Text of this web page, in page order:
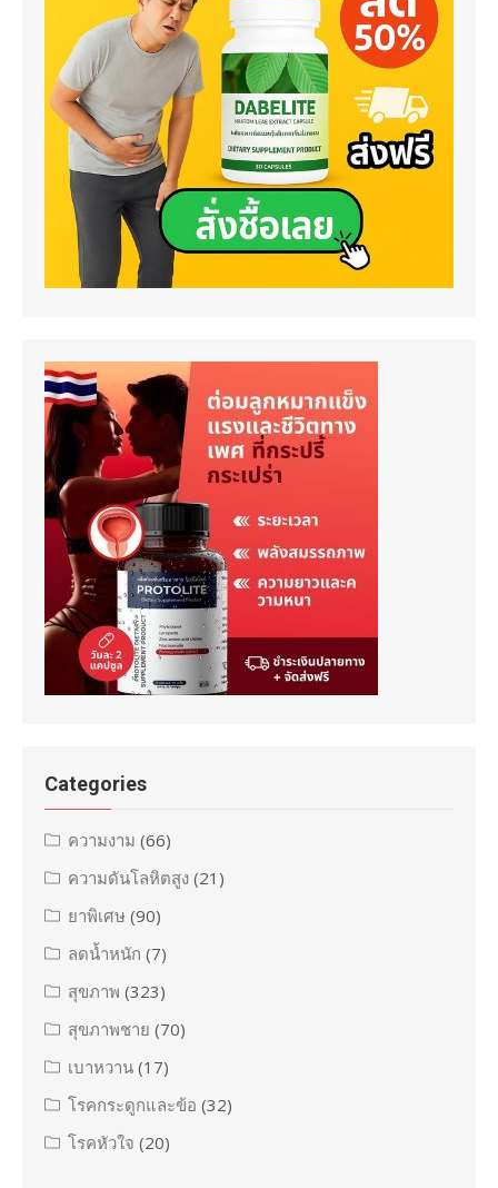
Categories
ความงาม (66)
ความดันโลหิตสูง (21)
ยาพิเศษ (90)
ลดน้ำหนัก (7)
สุขภาพ (323)
สุขภาพชาย (70)
เบาหวาน (17)
โรคกระดูกและข้อ (32)
โรคหัวใจ (20)